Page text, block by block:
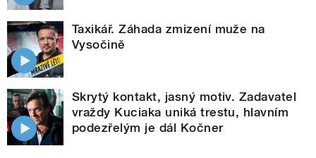
Taxikář. Záhada zmizení muže na
Vysočině
Skrytý kontakt, jasný motiv. Zadavatel
vraždy Kuciaka uniká trestu, hlavním
podezřelým je dál Kočner